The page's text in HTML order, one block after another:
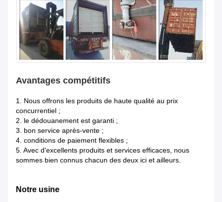
Avantages compétitifs
1. Nous offrons les produits de haute qualité au prix
concurrentiel ;
2. le dédouanement est garanti ;
3. bon service après-vente ;
4. conditions de paiement flexibles ;
5. Avec d'excellents produits et services efficaces, nous
sommes bien connus chacun des deux ici et ailleurs.
Notre usine